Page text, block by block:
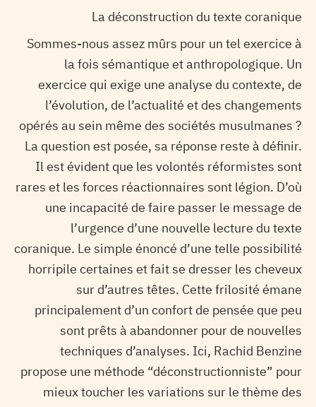
La déconstruction du texte coranique
Sommes-nous assez mûrs pour un tel exercice à
la fois sémantique et anthropologique. Un
exercice qui exige une analyse du contexte, de
l’évolution, de l’actualité et des changements
opérés au sein même des sociétés musulmanes ?
La question est posée, sa réponse reste à définir.
Il est évident que les volontés réformistes sont
rares et les forces réactionnaires sont légion. D’où
une incapacité de faire passer le message de
l’urgence d’une nouvelle lecture du texte
coranique. Le simple énoncé d’une telle possibilité
horripile certaines et fait se dresser les cheveux
sur d’autres têtes. Cette frilosité émane
principalement d’un confort de pensée que peu
sont prêts à abandonner pour de nouvelles
techniques d’analyses. Ici, Rachid Benzine
propose une méthode “déconstructionniste” pour
mieux toucher les variations sur le thème des